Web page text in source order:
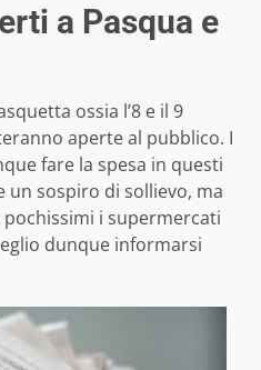
a Pasqua e
ossia l’8 e il 9
aperte al pubblico. I
fare la spesa in questi
sospiro di sollievo, ma
i supermercati
dunque informarsi